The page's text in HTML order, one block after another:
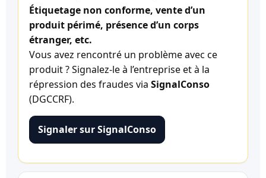
Étiquetage non conforme, vente d’un
produit périmé, présence d’un corps
étranger, etc.
Vous avez rencontré un problème avec ce
produit ? Signalez-le à l’entreprise et à la
répression des fraudes via SignalConso
(DGCCRF).
Signaler sur SignalConso